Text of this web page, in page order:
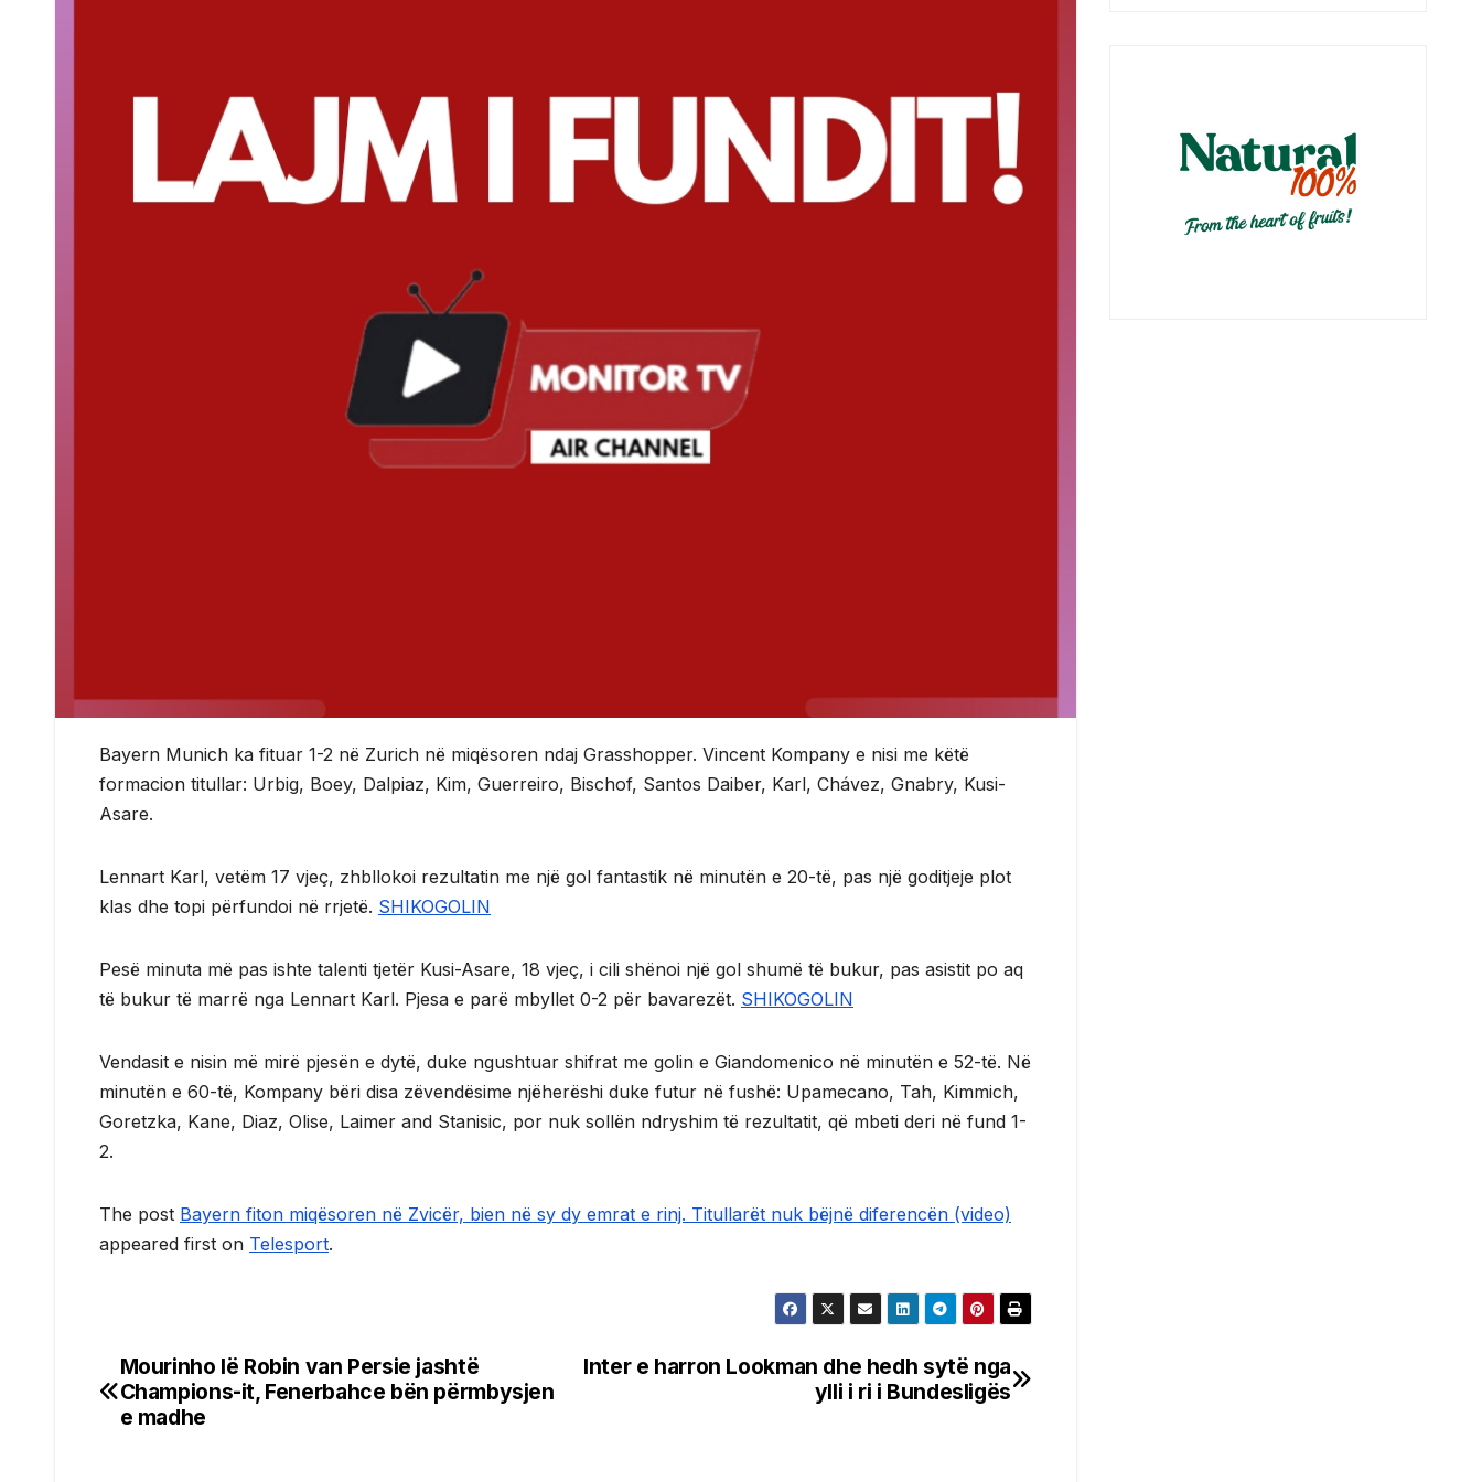
Bayern Munich ka fituar 1-2 në Zurich në miqësoren ndaj Grasshopper. Vincent Kompany e nisi me këtë
formacion titullar: Urbig, Boey, Dalpiaz, Kim, Guerreiro, Bischof, Santos Daiber, Karl, Chávez, Gnabry, Kusi-
Asare.
Lennart Karl, vetëm 17 vjeç, zhbllokoi rezultatin me një gol fantastik në minutën e 20-të, pas një goditjeje plot
klas dhe topi përfundoi në rrjetë. SHIKOGOLIN
Pesë minuta më pas ishte talenti tjetër Kusi-Asare, 18 vjeç, i cili shënoi një gol shumë të bukur, pas asistit po aq
të bukur të marrë nga Lennart Karl. Pjesa e parë mbyllet 0-2 për bavarezët. SHIKOGOLIN
Vendasit e nisin më mirë pjesën e dytë, duke ngushtuar shifrat me golin e Giandomenico në minutën e 52-të. Në
minutën e 60-të, Kompany bëri disa zëvendësime njëherëshi duke futur në fushë: Upamecano, Tah, Kimmich,
Goretzka, Kane, Diaz, Olise, Laimer and Stanisic, por nuk sollën ndryshim të rezultatit, që mbeti deri në fund 1-
2.
The post Bayern fiton miqësoren në Zvicër, bien në sy dy emrat e rinj. Titullarët nuk bëjnë diferencën (video)
appeared first on Telesport.
Post
navigation
Inter e harron Lookman dhe hedh sytë nga
ylli i ri i Bundesligës
Mourinho lë Robin van Persie jashtë
Champions-it, Fenerbahce bën përmbysjen
e madhe